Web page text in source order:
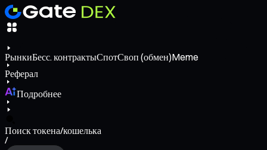
РынкиБесс. контрактыСпотСвоп (обмен)Meme
Реферал
Подробнее
Поиск токена/кошелька
/